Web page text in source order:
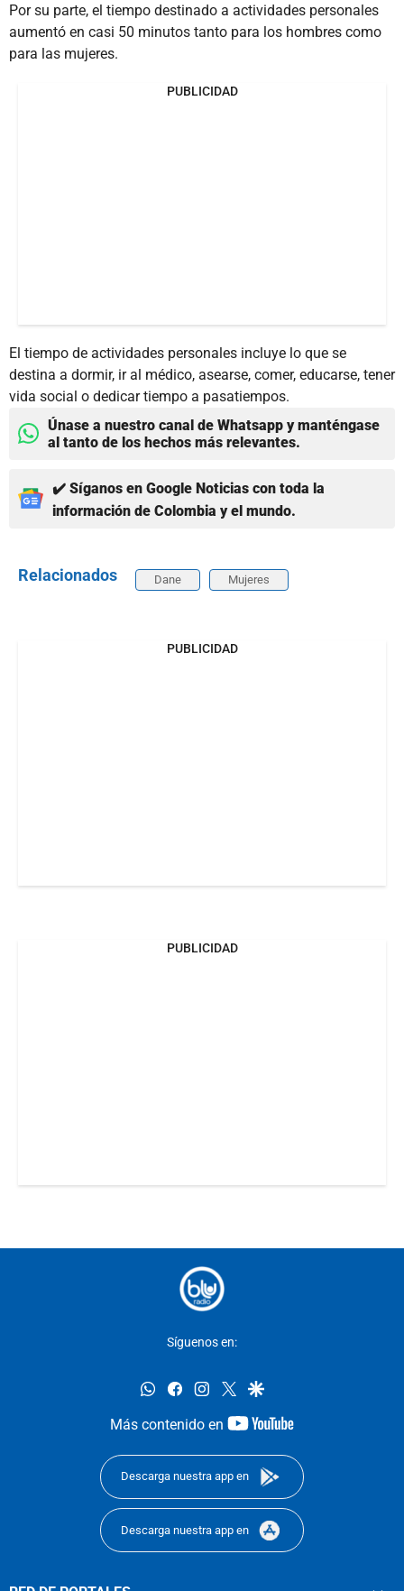
Por su parte, el tiempo destinado a actividades personales
aumentó en casi 50 minutos tanto para los hombres como
para las mujeres.
PUBLICIDAD
El tiempo de actividades personales incluye lo que se
destina a dormir, ir al médico, asearse, comer, educarse, tener
vida social o dedicar tiempo a pasatiempos.
Únase a nuestro canal de Whatsapp y manténgase
al tanto de los hechos más relevantes.
✔️ Síganos en Google Noticias con toda la
información de Colombia y el mundo.
Relacionados Dane Mujeres
PUBLICIDAD
PUBLICIDAD
Síguenos en:
whatsappfacebookinstagram
twittergoogle
Más contenido en
youtube-
Descarga nuestra app en
Descarga nuestra app en